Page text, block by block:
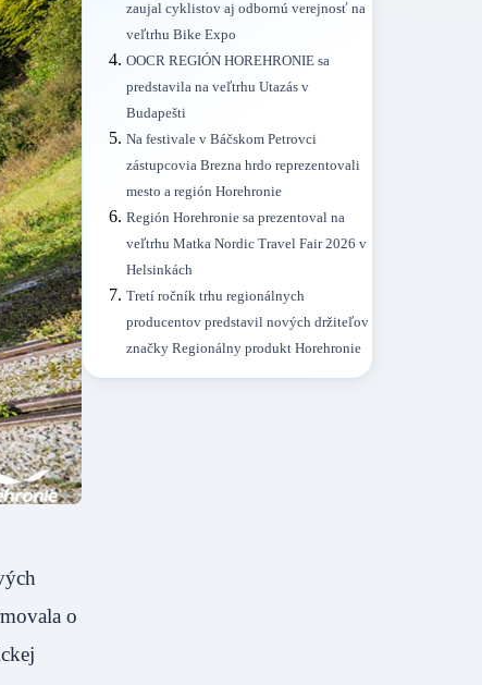
o
zaujal cyklistov aj odbornú verejnosť na
veľtrhu Bike Expo
OOCR REGIÓN HOREHRONIE sa
predstavila na veľtrhu Utazás v
Budapešti
Na festivale v Báčskom Petrovci
zástupcovia Brezna hrdo reprezentovali
mesto a región Horehronie
Región Horehronie sa prezentoval na
veľtrhu Matka Nordic Travel Fair 2026 v
Helsinkách
Tretí ročník trhu regionálnych
producentov predstavil nových držiteľov
značky Regionálny produkt Horehronie